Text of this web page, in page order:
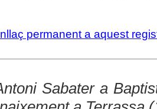
permanent a aquest
Sabater a